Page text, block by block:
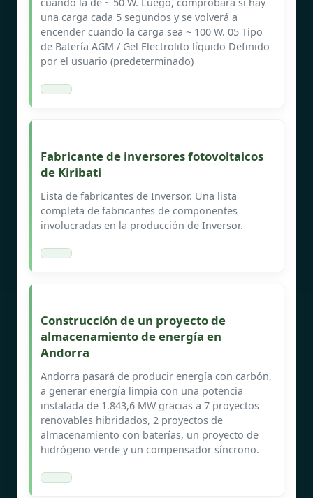
una carga cada 5 segundos y se volverá a
encender cuando la carga sea ~ 100 W. 05 Tipo
de Batería AGM / Gel Electrolito líquido Definido
por el usuario (predeterminado)
Fabricante de inversores fotovoltaicos
de Kiribati
Lista de fabricantes de Inversor. Una lista
completa de fabricantes de componentes
involucradas en la producción de Inversor.
Construcción de un proyecto de
almacenamiento de energía en
Andorra
Andorra pasará de producir energía con carbón,
a generar energía limpia con una potencia
instalada de 1.843,6 MW gracias a 7 proyectos
renovables hibridados, 2 proyectos de
almacenamiento con baterías, un proyecto de
hidrógeno verde y un compensador síncrono.